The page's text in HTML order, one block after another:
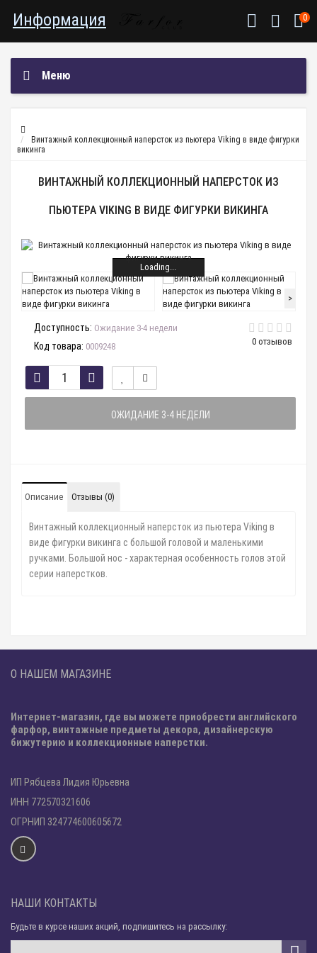
Информация 0
Меню
Винтажный коллекционный наперсток из пьютера Viking в виде фигурки
викинга
ВИНТАЖНЫЙ КОЛЛЕКЦИОННЫЙ НАПЕРСТОК ИЗ
ПЬЮТЕРА VIKING В ВИДЕ ФИГУРКИ ВИКИНГА
Loading...
>
0 отзывов
Доступность: Ожидание 3-4 недели
Код товара: 0009248
ОЖИДАНИЕ 3-4 НЕДЕЛИ
Описание Отзывы (0)
Винтажный коллекционный наперсток из пьютера Viking в
виде фигурки викинга с большой головой и маленькими
ручками. Большой нос - характерная особенность голов этой
серии наперстков.
О НАШЕМ МАГАЗИНЕ
Интернет-магазин, где вы можете приобрести английского
фарфор, винтажные предметы декора, дизайнерскую
бижутерию и коллекционные наперстки.
ИП Рябцева Лидия Юрьевна
ИНН 772570321606
ОГРНИП 324774600605672
НАШИ КОНТАКТЫ
Будьте в курсе наших акций, подпишитесь на рассылку: